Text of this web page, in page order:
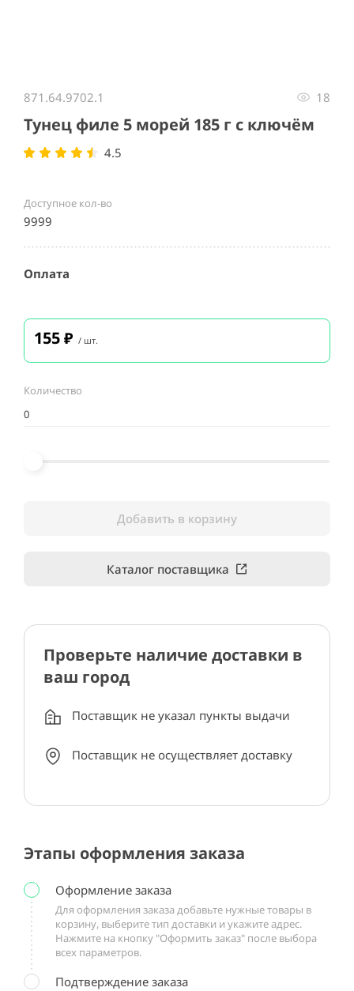
871.64.9702.1 18
Тунец филе 5 морей 185 г с ключём
4.5
Доступное кол-во
9999
Оплата
155₽ / шт.
Количество
Добавить в корзину
Каталог поставщика
Проверьте наличие доставки в
ваш город
Поставщик не указал пункты выдачи
Поставщик не осуществляет доставку
Этапы оформления заказа
Оформление заказа
Для оформления заказа добавьте нужные товары в
корзину, выберите тип доставки и укажите адрес.
Нажмите на кнопку "Оформить заказ" после выбора
всех параметров.
Подтверждение заказа